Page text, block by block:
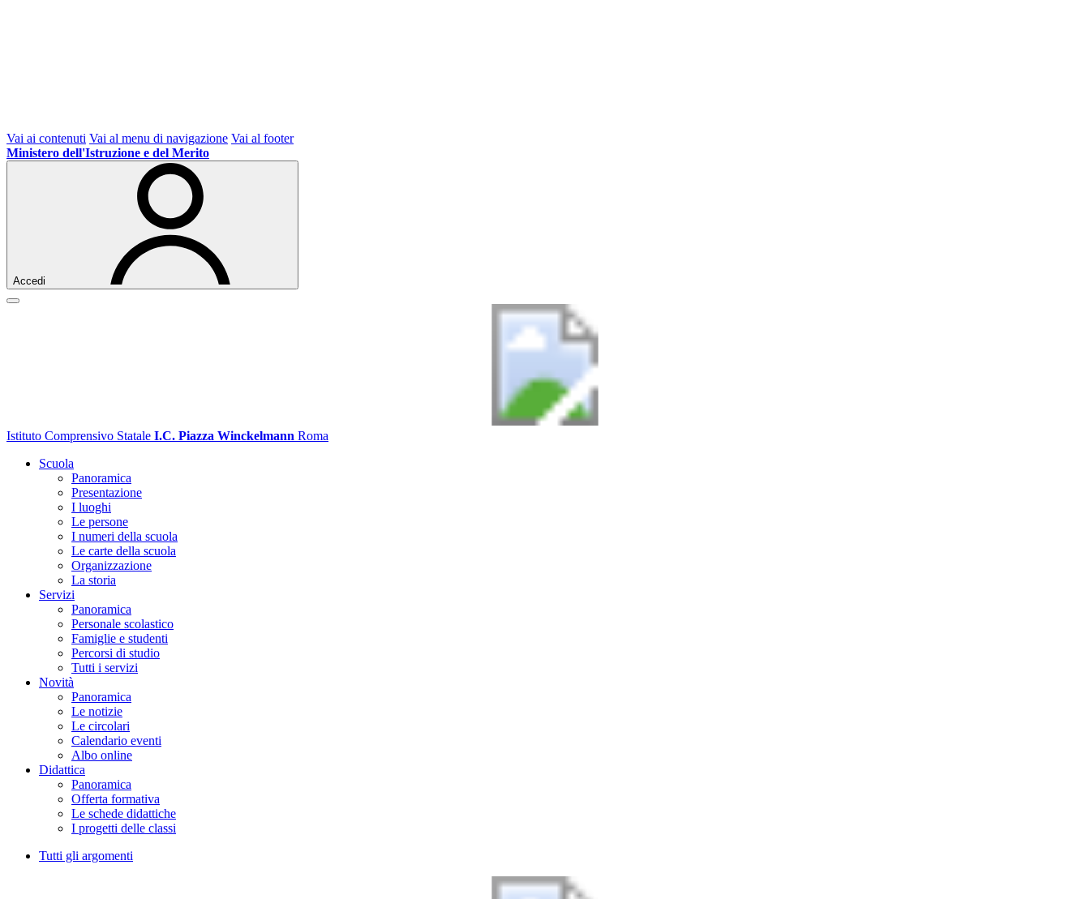
Vai ai contenuti Vai al menu di navigazione Vai al footer
Ministero dell'Istruzione e del Merito
Accedi
Istituto Comprensivo Statale I.C. Piazza Winckelmann Roma
Scuola
Panoramica
Presentazione
I luoghi
Le persone
I numeri della scuola
Le carte della scuola
Organizzazione
La storia
Servizi
Panoramica
Personale scolastico
Famiglie e studenti
Percorsi di studio
Tutti i servizi
Novità
Panoramica
Le notizie
Le circolari
Calendario eventi
Albo online
Didattica
Panoramica
Offerta formativa
Le schede didattiche
I progetti delle classi
Tutti gli argomenti